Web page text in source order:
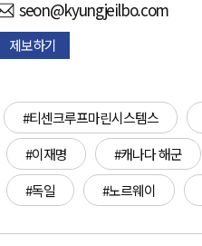
seon@kyungjeilbo.com
제보하기
#티센크루프마린시스템스
#이재명 #캐나다 해군
#독일 #노르웨이